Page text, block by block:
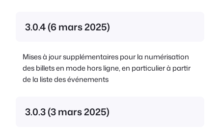
3.0.4 (6 mars 2025)
Mises à jour supplémentaires pour la numérisation
des billets en mode hors ligne, en particulier à partir
de la liste des événements
3.0.3 (3 mars 2025)